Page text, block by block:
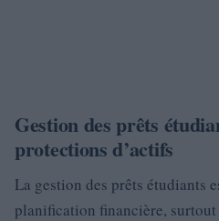
Gestion des prêts
protections d’actifs
La gestion des prêts étudiants
planification financière, surtout